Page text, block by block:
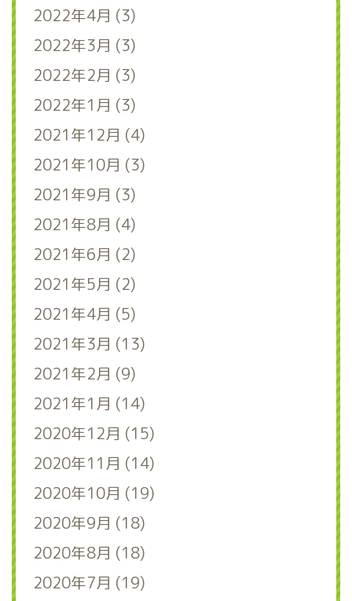
2022年4月 (3)
2022年3月 (3)
2022年2月 (3)
2022年1月 (3)
2021年12月 (4)
2021年10月 (3)
2021年9月 (3)
2021年8月 (4)
2021年6月 (2)
2021年5月 (2)
2021年4月 (5)
2021年3月 (13)
2021年2月 (9)
2021年1月 (14)
2020年12月 (15)
2020年11月 (14)
2020年10月 (19)
2020年9月 (18)
2020年8月 (18)
2020年7月 (19)